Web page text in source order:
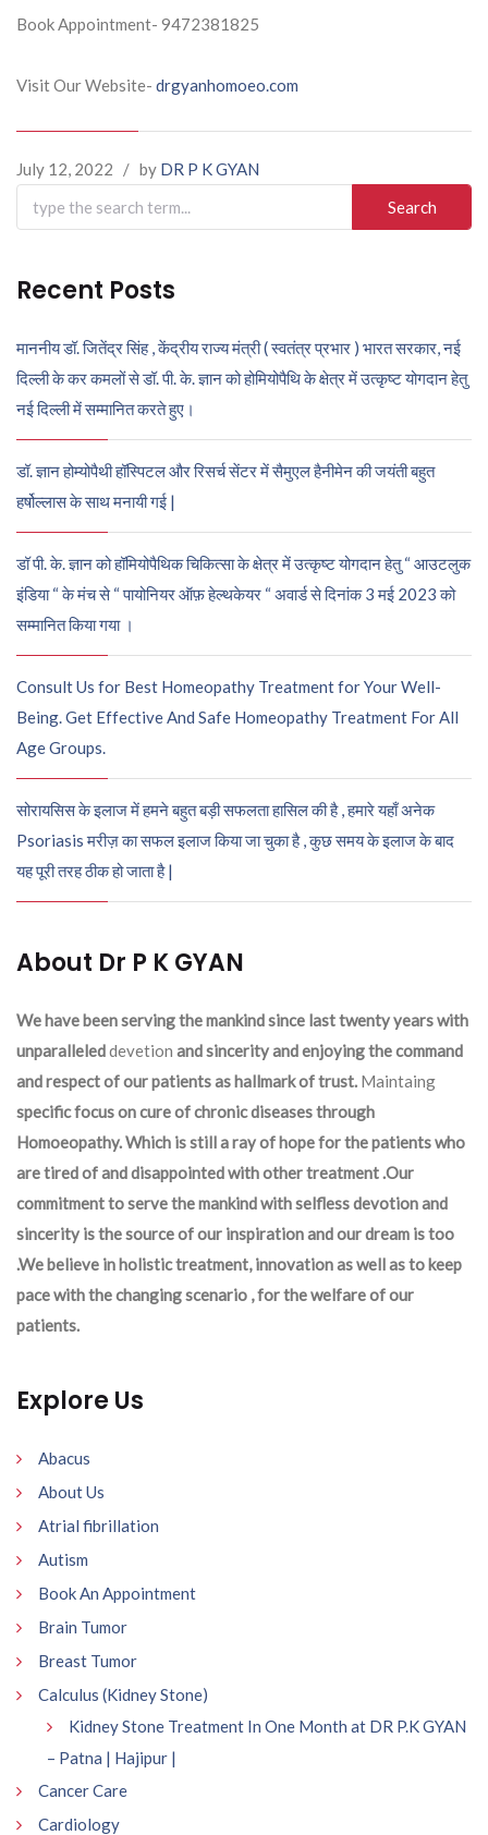
Book Appointment- 9472381825
Visit Our Website- drgyanhomoeo.com
July 12, 2022 / by DR P K GYAN
Search
for:
Recent Posts
माननीय डॉ. जितेंद्र सिंह , केंद्रीय राज्य मंत्री ( स्वतंत्र प्रभार ) भारत सरकार, नई
दिल्ली के कर कमलों से डॉ. पी. के. ज्ञान को होमियोपैथि के क्षेत्र में उत्कृष्ट योगदान हेतु
नई दिल्ली में सम्मानित करते हुए।
डॉ. ज्ञान होम्योपैथी हॉस्पिटल और रिसर्च सेंटर में सैमुएल हैनीमेन की जयंती बहुत
हर्षोल्लास के साथ मनायी गई |
डॉ पी. के. ज्ञान को हॉमियोपैथिक चिकित्सा के क्षेत्र में उत्कृष्ट योगदान हेतु “ आउटलुक
इंडिया “ के मंच से “ पायोनियर ऑफ़ हेल्थकेयर “ अवार्ड से दिनांक 3 मई 2023 को
सम्मानित किया गया ।
Consult Us for Best Homeopathy Treatment for Your Well-
Being. Get Effective And Safe Homeopathy Treatment For All
Age Groups.
सोरायसिस के इलाज में हमने बहुत बड़ी सफलता हासिल की है , हमारे यहाँ अनेक
Psoriasis मरीज़ का सफल इलाज किया जा चुका है , कुछ समय के इलाज के बाद
यह पूरी तरह ठीक हो जाता है |
About Dr P K GYAN
We have been serving the mankind since last twenty years with
unparalleleddevetion and sincerity and enjoying the command
and respect of our patients as hallmark of trust. Maintaing
specific focus on cure of chronic diseases through
Homoeopathy. Which is still a ray of hope for the patients who
are tired of and disappointed with other treatment .Our
commitment to serve the mankind with selfless devotion and
sincerity is the source of our inspiration and our dream is too
.We believe in holistic treatment, innovation as well as to keep
pace with the changing scenario , for the welfare of our
patients.
Explore Us
Abacus
About Us
Atrial fibrillation
Autism
Book An Appointment
Brain Tumor
Breast Tumor
Calculus (Kidney Stone)
Kidney Stone Treatment In One Month at DR P.K GYAN
– Patna | Hajipur |
Cancer Care
Cardiology